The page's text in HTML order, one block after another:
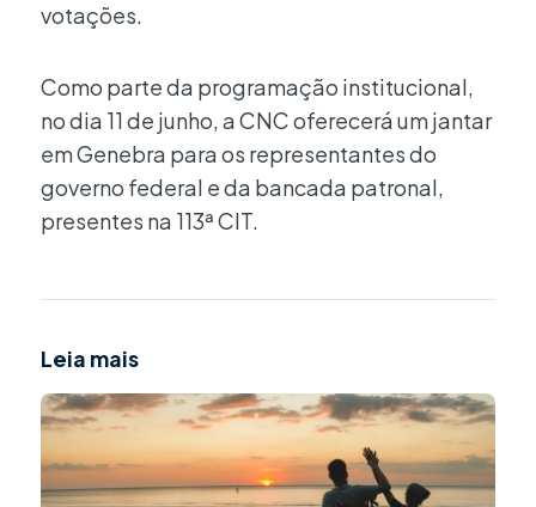
votações.
Como parte da programação institucional,
no dia 11 de junho, a CNC oferecerá um jantar
em Genebra para os representantes do
governo federal e da bancada patronal,
presentes na 113ª CIT.
Leia mais